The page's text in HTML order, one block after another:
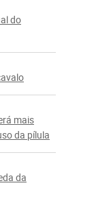
do
mais
da pílula
da